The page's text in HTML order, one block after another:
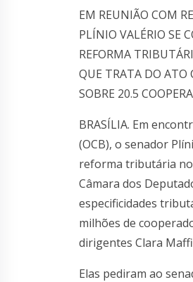
EM REUNIÃO COM
PLÍNIO VALÉRIO SE
REFORMA
QUE TRATA DO ATO
SOBRE 20.5
BRASÍLIA. Em
(OCB), o senador
reforma tributária no
Câmara dos
especificidades
milhões de
dirigentes Clara
Elas pediram ao